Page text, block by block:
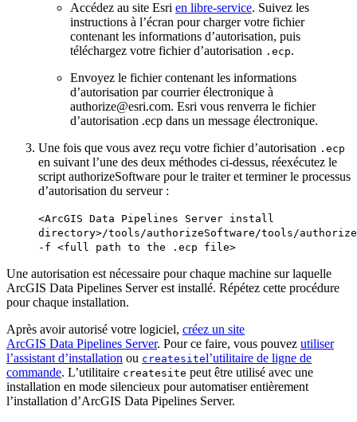
Accédez au site Esri en libre-service. Suivez les
instructions à l’écran pour charger votre fichier
contenant les informations d’autorisation, puis
téléchargez votre fichier d’autorisation .ecp.
Envoyez le fichier contenant les informations
d’autorisation par courrier électronique à
authorize@esri.com. Esri vous renverra le fichier
d’autorisation .ecp dans un message électronique.
Une fois que vous avez reçu votre fichier d’autorisation .ecp
en suivant l’une des deux méthodes ci-dessus, réexécutez le
script authorizeSoftware pour le traiter et terminer le processus
d’autorisation du serveur :
<ArcGIS Data Pipelines Server install
directory>/tools/authorizeSoftware/tools/
-f <full path to the .ecp file>
Une autorisation est nécessaire pour chaque machine sur laquelle
ArcGIS Data Pipelines Server est installé. Répétez cette procédure
pour chaque installation.
Après avoir autorisé votre logiciel, créez un site
ArcGIS Data Pipelines Server. Pour ce faire, vous pouvez utiliser
l’assistant d’installation ou createsitel’utilitaire de ligne de
commande. L’utilitaire createsite peut être utilisé avec une
installation en mode silencieux pour automatiser entièrement
l’installation d’ArcGIS Data Pipelines Server.